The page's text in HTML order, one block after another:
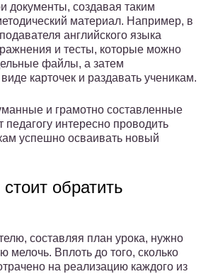
документы, создавая таким
материал. Например, в
английского языка
и тесты, которые можно
файлы, а затем
карточек и раздавать ученикам.
и грамотно составленные
интересно проводить
успешно осваивать новый
обратить
составляя план урока, нужно
мелочь. Вплоть до того, сколько
на реализацию каждого из